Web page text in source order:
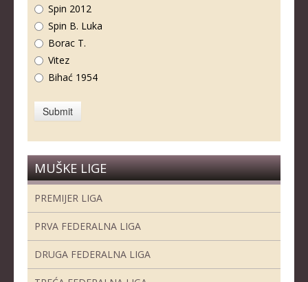
Spin 2012
Spin B. Luka
Borac T.
Vitez
Bihać 1954
MUŠKE LIGE
PREMIJER LIGA
PRVA FEDERALNA LIGA
DRUGA FEDERALNA LIGA